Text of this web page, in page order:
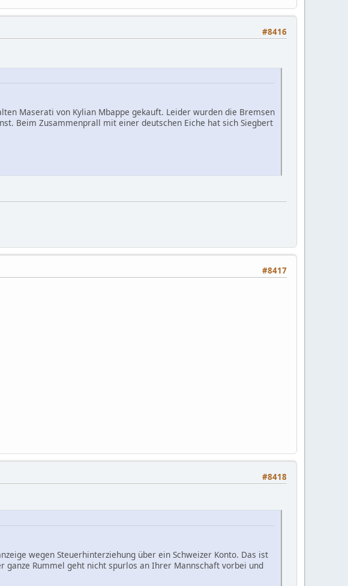
#8416
Maserati von Kylian Mbappe gekauft. Leider wurden die Bremsen
Beim Zusammenprall mit einer deutschen Eiche hat sich Siegbert
#8417
#8418
wegen Steuerhinterziehung über ein Schweizer Konto. Das ist
Rummel geht nicht spurlos an Ihrer Mannschaft vorbei und